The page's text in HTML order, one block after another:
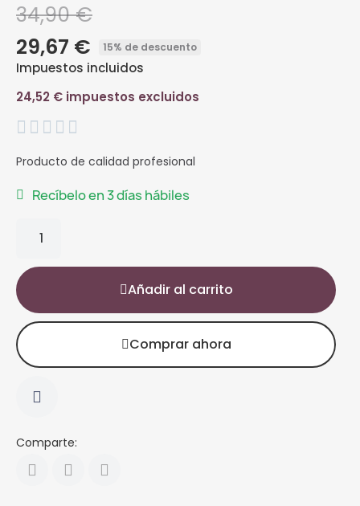
34,90 €
29,67 €
15% de descuento
Impuestos incluidos
24,52 € impuestos excluidos
    
Producto de calidad profesional
Recíbelo en 3 días hábiles
Añadir al carrito
Comprar ahora
Comparte: